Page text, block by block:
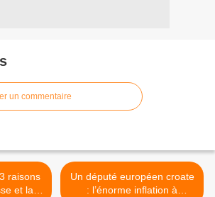
un commentaire
et la
Un député européen croate
: l’énorme inflation à